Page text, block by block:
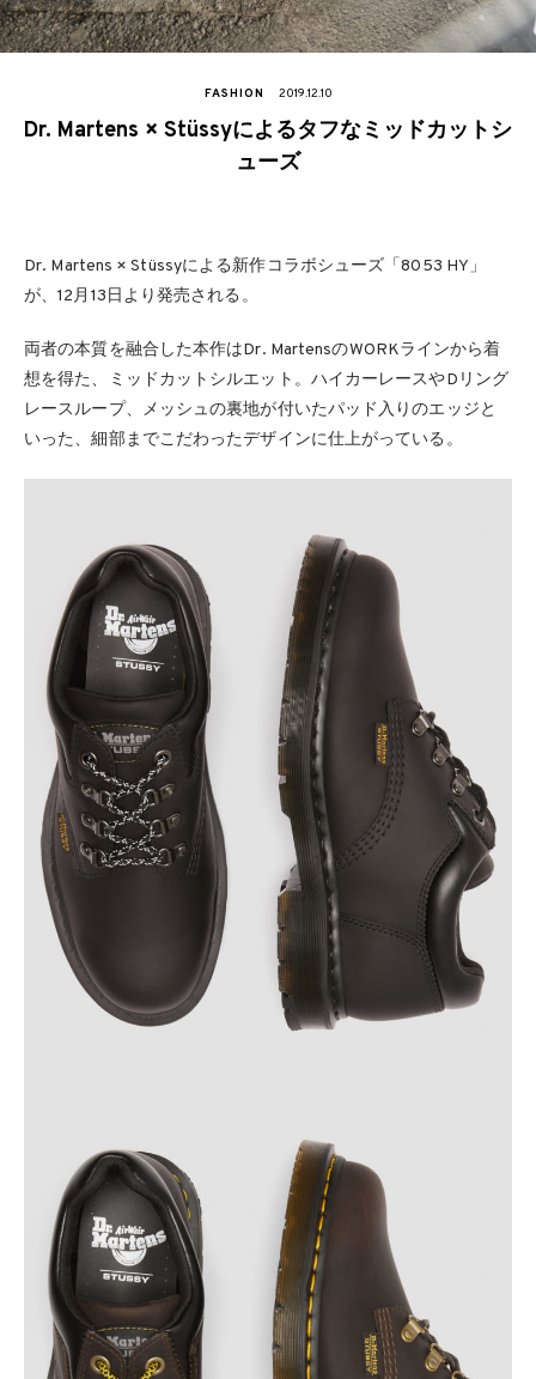
FASHION 2019.12.10
Dr. Martens × Stüssyによるタフなミッドカットシ
ューズ
Dr. Martens × Stüssyによる新作コラボシューズ「8053 HY」
が、12月13日より発売される。
両者の本質を融合した本作はDr. MartensのWORKラインから着
想を得た、ミッドカットシルエット。ハイカーレースやDリング
レースループ、メッシュの裏地が付いたパッド入りのエッジと
いった、細部までこだわったデザインに仕上がっている。